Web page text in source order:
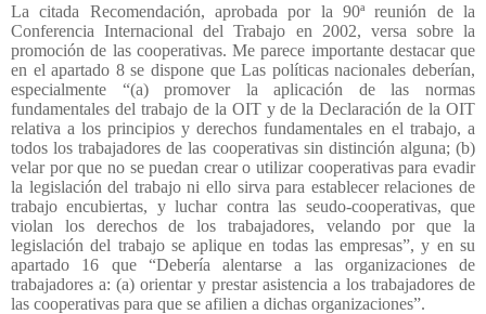
La citada Recomendación, aprobada por la 90ª reunión de la
Conferencia Internacional del Trabajo en 2002, versa sobre la
promoción de las cooperativas. Me parece importante destacar que
en el apartado 8 se dispone que Las políticas nacionales deberían,
especialmente “(a) promover la aplicación de las normas
fundamentales del trabajo de la OIT y de la Declaración de la OIT
relativa a los principios y derechos fundamentales en el trabajo, a
todos los trabajadores de las cooperativas sin distinción alguna; (b)
velar por que no se puedan crear o utilizar cooperativas para evadir
la legislación del trabajo ni ello sirva para establecer relaciones de
trabajo encubiertas, y luchar contra las seudo-cooperativas, que
violan los derechos de los trabajadores, velando por que la
legislación del trabajo se aplique en todas las empresas”, y en su
apartado 16 que “Debería alentarse a las organizaciones de
trabajadores a: (a) orientar y prestar asistencia a los trabajadores de
las cooperativas para que se afilien a dichas organizaciones”.